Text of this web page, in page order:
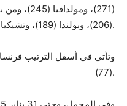
(271)،
(206)، وبولندا (189)، وتشيكيا (178).
(77).